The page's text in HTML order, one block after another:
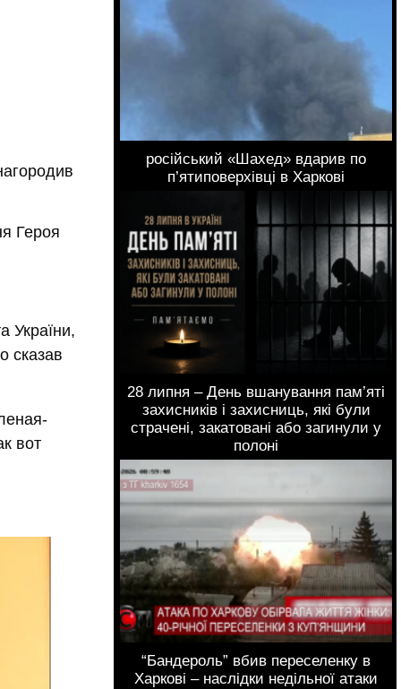
України,
сказав
вот
російський «Шахед» вдарив по
п’ятиповерхівці в Харкові
28 липня – День вшанування пам’яті
захисників і захисниць, які були
страчені, закатовані або загинули у
полоні
“Бандероль” вбив переселенку в
Харкові – наслідки недільної атаки